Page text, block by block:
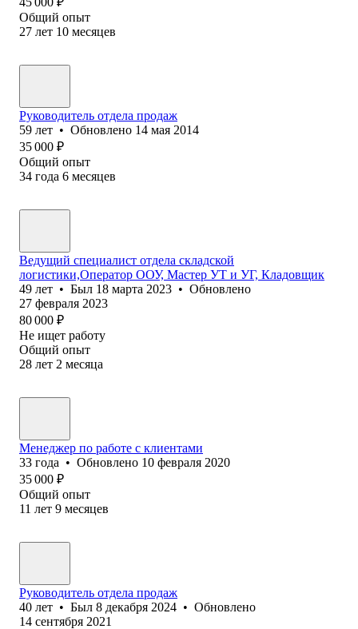
Общий опыт
27 лет 10 месяцев
Руководитель отдела продаж
59 лет • Обновлено 14 мая 2014
35 000 ₽
Общий опыт
34 года 6 месяцев
Ведущий специалист отдела складской
логистики,Оператор ООУ, Мастер УТ и УГ, Кладовщик
49 лет • Был 18 марта 2023 • Обновлено
27 февраля 2023
80 000 ₽
Не ищет работу
Общий опыт
28 лет 2 месяца
Менеджер по работе с клиентами
33 года • Обновлено 10 февраля 2020
35 000 ₽
Общий опыт
11 лет 9 месяцев
Руководитель отдела продаж
40 лет • Был 8 декабря 2024 • Обновлено
14 сентября 2021